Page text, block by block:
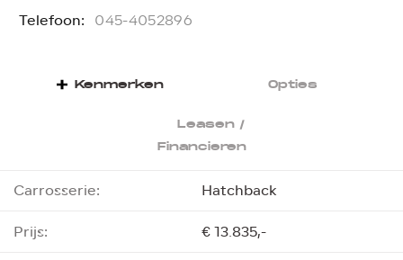
Telefoon: 045-4052896
Kenmerken Opties
Leasen /
Financieren
Carrosserie:
Hatchback
Prijs:
€ 13.835,-